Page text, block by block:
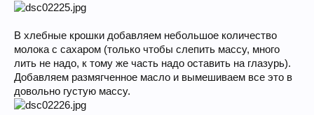
В хлебные крошки добавляем небольшое количество
молока с сахаром (только чтобы слепить массу, много
лить не надо, к тому же часть надо оставить на глазурь).
Добавляем размягченное масло и вымешиваем все это в
довольно густую массу.